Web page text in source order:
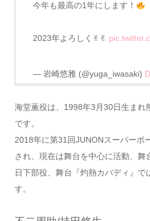
今年も最高の1年にします！
2023年よろしく✌︎✌︎
— 岩崎悠雅 (@yuga_iwasaki)
海堂薫役は、1998年3月30日生まれ
です。
2018年に第31回JUNONスーパーボ
され、現在は舞台を中心に活動、舞
日下部役、舞台『灼熱カバディ』で
す。